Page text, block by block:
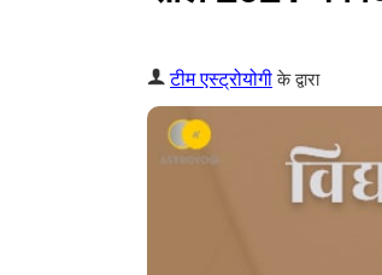
टीम एस्ट्रोयोगीके द्वारा